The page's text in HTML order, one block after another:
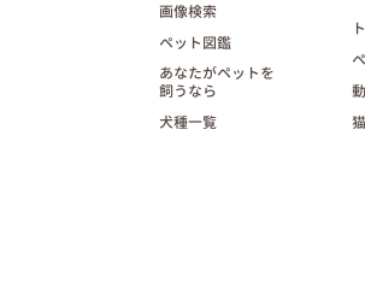
画像検索
ペット図鑑
あなたがペットを
飼うなら
犬種一覧